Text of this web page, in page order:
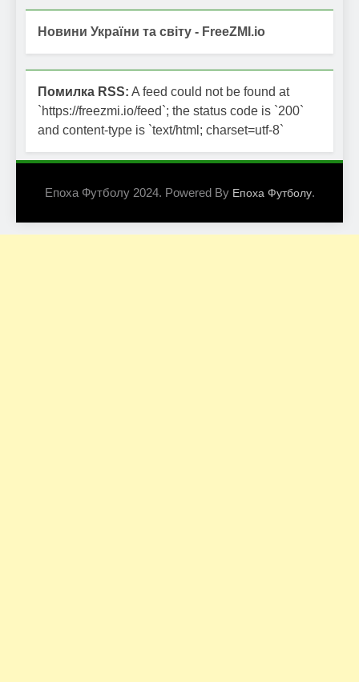
Новини України та світу - FreeZMI.io
Помилка RSS: A feed could not be found at
`https://freezmi.io/feed`; the status code is `200`
and content-type is `text/html; charset=utf-8`
Епоха Футболу 2024. Powered By Епоха Футболу.